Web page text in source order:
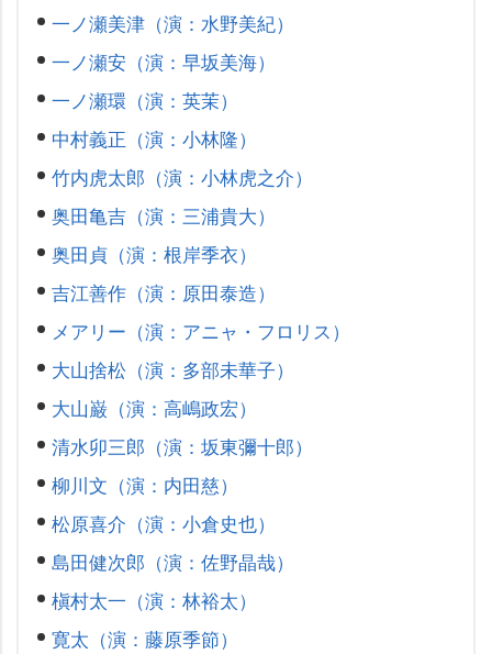
一ノ瀬美津（演：水野美紀）
一ノ瀬安（演：早坂美海）
一ノ瀬環（演：英茉）
中村義正（演：小林隆）
竹内虎太郎（演：小林虎之介）
奥田亀吉（演：三浦貴大）
奥田貞（演：根岸季衣）
吉江善作（演：原田泰造）
メアリー（演：アニャ・フロリス）
大山捨松（演：多部未華子）
大山巌（演：高嶋政宏）
清水卯三郎（演：坂東彌十郎）
柳川文（演：内田慈）
松原喜介（演：小倉史也）
島田健次郎（演：佐野晶哉）
槇村太一（演：林裕太）
寛太（演：藤原季節）